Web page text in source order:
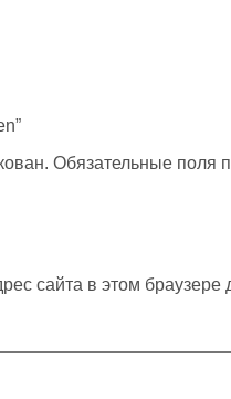
Обязательные поля
сайта в этом